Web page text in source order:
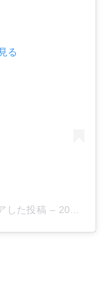
る
した投稿 – 2019年 3月月28日午後2時26分PDT